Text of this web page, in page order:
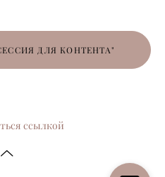
ДЛЯ КОНТЕНТА"
ссылкой